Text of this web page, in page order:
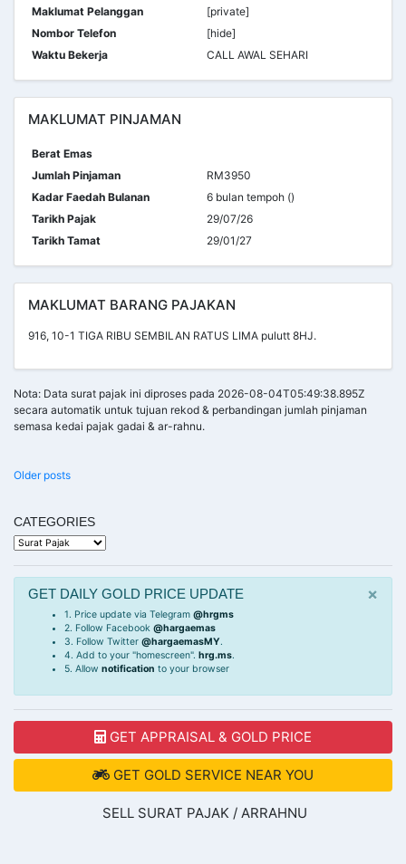
Maklumat Pelanggan
[private]
Nombor Telefon
[hide]
Waktu Bekerja
CALL AWAL SEHARI
MAKLUMAT PINJAMAN
Berat Emas
Jumlah Pinjaman
RM3950
Kadar Faedah Bulanan
6 bulan tempoh ()
Tarikh Pajak
29/07/26
Tarikh Tamat
29/01/27
MAKLUMAT BARANG PAJAKAN
916, 10-1 TIGA RIBU SEMBILAN RATUS LIMA pulutt 8HJ.
Nota: Data surat pajak ini diproses pada 2026-08-04T05:49:38.895Z
secara automatik untuk tujuan rekod & perbandingan jumlah pinjaman
semasa kedai pajak gadai & ar-rahnu.
POSTS
Older posts
CATEGORIES
Categories
×
GET DAILY GOLD PRICE UPDATE
1. Price update via Telegram @hrgms
2. Follow Facebook @hargaemas
3. Follow Twitter @hargaemasMY.
4. Add to your "homescreen". hrg.ms.
5. Allow notification to your browser
GET APPRAISAL & GOLD PRICE
GET GOLD SERVICE NEAR YOU
SELL SURAT PAJAK / ARRAHNU